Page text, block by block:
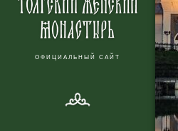
ОФИЦИАЛЬНЫЙ САЙТ